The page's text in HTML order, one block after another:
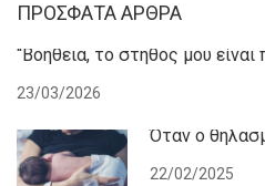
ΠΡΌΣΦΑΤΑ ΆΡΘΡΑ
“Βοήθεια, το στήθος μου είναι
23/03/2026
Όταν ο
22/02/2025